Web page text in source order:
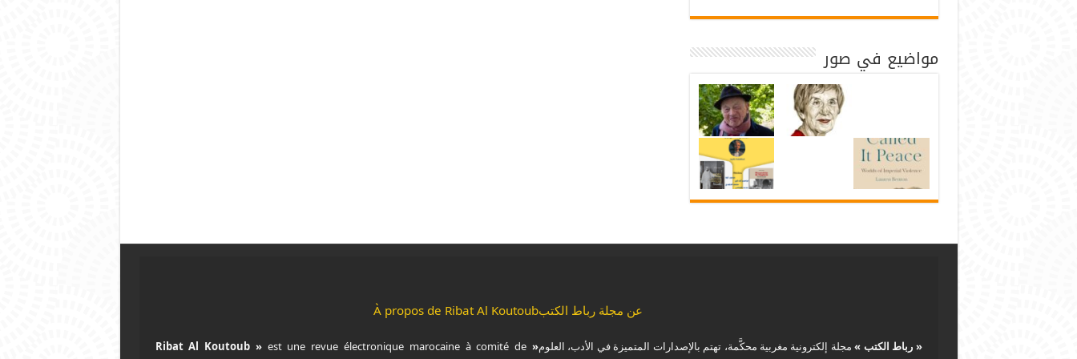
مواضيع في صور
عن مجلة رباط الكتب
« رباط الكتب »مجلة إلكترونية مغربية محكَّمة، تهتم بالإصدارات المتميزة في الأدب، العلوم
À propos de Ribat Al Koutoub
« Ribat Al Koutoub »
est une revue électronique marocaine à comité de